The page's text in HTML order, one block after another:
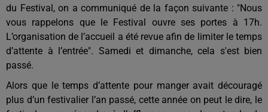
du Festival, on a communiqué de la façon suivante : "Nous
vous rappelons que le Festival ouvre ses portes à 17h.
L’organisation de l’accueil a été revue afin de limiter le temps
d’attente à l’entrée". Samedi et dimanche, cela s'est bien
passé.
Alors que le temps d’attente pour manger avait découragé
plus d’un festivalier l’an passé, cette année on peut le dire, le